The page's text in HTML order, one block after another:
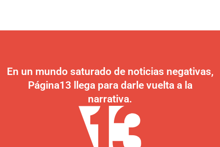
En un mundo saturado de noticias negativas,
Página13 llega para darle vuelta a la
narrativa.